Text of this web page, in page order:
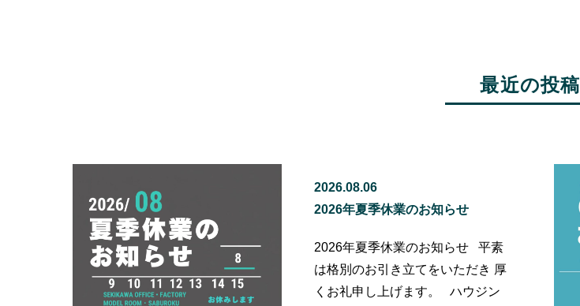
最近の投稿
2026.08.06
2026年夏季休業のお知らせ
2026年夏季休業のお知らせ 平素
は格別のお引き立てをいただき 厚
くお礼申し上げます。 ハウジン